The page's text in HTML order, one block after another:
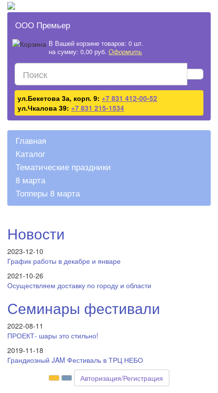
ООО Премьер
В Вашей корзине товаров: 0 шт.
на сумму: 0,00 руб. Оформить
ул.Бекетова 3а, корп. 9: +7 831 412-00-52
ул.Чкалова 39: +7 831 215-1534
Главная
Каталог
Тематические праздники
8 марта
Топперы 8 марта
Новости
2023-12-10
График работы в декабре и январе
2021-10-26
Осуществляем доставку по городу и области
Семинары фестивали
2022-08-11
ПРОЕКТ- шары это стильно!
2019-11-18
Грандиозный JAM Фестиваль в ТРЦ НЕБО
Авторизация/Регистрация